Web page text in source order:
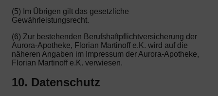
(5) Im Übrigen gilt das gesetzliche
Gewährleistungsrecht.
(6) Zur bestehenden Berufshaftpflichtversicherung der
Aurora-Apotheke, Florian Martinoff e.K. wird auf die
näheren Angaben im Impressum der Aurora-Apotheke,
Florian Martinoff e.K. verwiesen.
10. Datenschutz